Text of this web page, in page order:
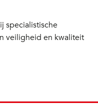
specialistische
veiligheid en kwaliteit